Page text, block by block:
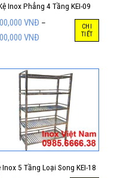
Inox Phẳng 4 Tầng KEI-09
VNĐ –
VNĐ
CHI
TIẾT
Inox 5 Tầng Loại Song KEI-18